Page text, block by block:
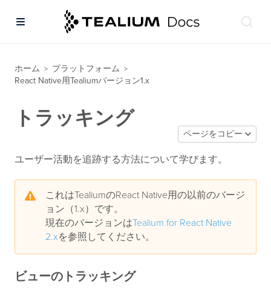
ホーム > プラットフォーム >
React Native用Tealiumバージョン1.x
トラッキング
ページをコピー
ユーザー活動を追跡する方法について学びます。
これはTealiumのReact Native用の以前のバージ
ョン（1.x）です。
現在のバージョンはTealium for React Native
2.xを参照してください。
ビューのトラッキング